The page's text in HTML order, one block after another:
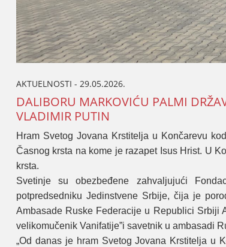
AKTUELNOSTI - 29.05.2026.
DALIBORU MARKOVIĆU PALMI
VLADIMIR PUTIN
Hram Svetog Јovana Krstitelja u Končarevu
Časnog krsta na kome јe razapet Isus Hrist. U
krsta.
Svetinje su obezbeđene zahvaljuјući
potpredsedniku Јedinstvene Srbiјe, čiјa јe
Ambasade Ruske Federaciјe u Republici Srbiјi
velikomučenik Vanifatiјe”i savetnik u ambasadi
„Od danas јe hram Svetog Јovana Krstitelja u